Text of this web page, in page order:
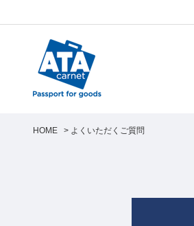
HOME > よくいただくご質問